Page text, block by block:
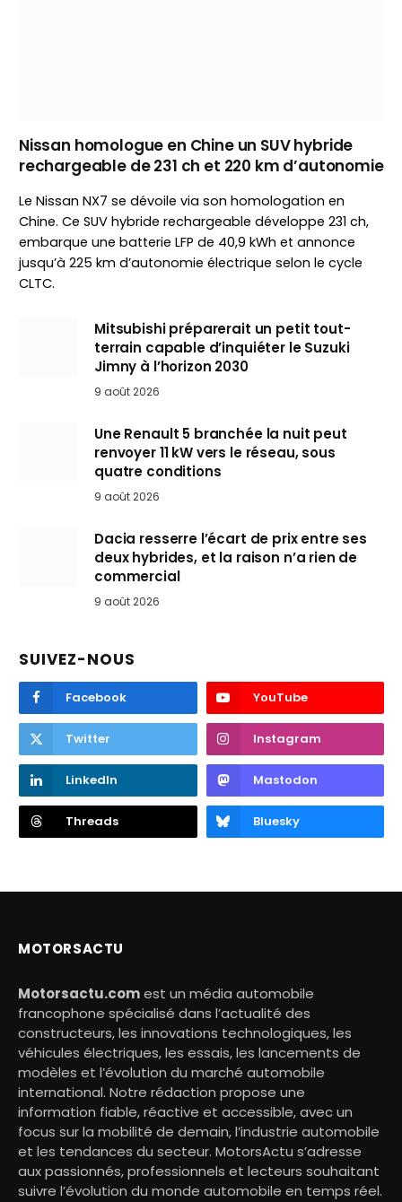
Nissan homologue en Chine un SUV hybride
rechargeable de 231 ch et 220 km d’autonomie
Le Nissan NX7 se dévoile via son homologation en
Chine. Ce SUV hybride rechargeable développe 231 ch,
embarque une batterie LFP de 40,9 kWh et annonce
jusqu’à 225 km d’autonomie électrique selon le cycle
CLTC.
Mitsubishi préparerait un petit tout-
terrain capable d’inquiéter le Suzuki
Jimny à l’horizon 2030
9 août 2026
Une Renault 5 branchée la nuit peut
renvoyer 11 kW vers le réseau, sous
quatre conditions
9 août 2026
Dacia resserre l’écart de prix entre ses
deux hybrides, et la raison n’a rien de
commercial
9 août 2026
SUIVEZ-NOUS
Facebook YouTube
Twitter Instagram
LinkedIn Mastodon
Threads Bluesky
MOTORSACTU
Motorsactu.comest un média automobile
francophone spécialisé dans l’actualité des
constructeurs, les innovations technologiques, les
véhicules électriques, les essais, les lancements de
modèles et l’évolution du marché automobile
international. Notre rédaction propose une
information fiable, réactive et accessible, avec un
focus sur la mobilité de demain, l’industrie automobile
et les tendances du secteur. MotorsActu s’adresse
aux passionnés, professionnels et lecteurs souhaitant
suivre l’évolution du monde automobile en temps réel.